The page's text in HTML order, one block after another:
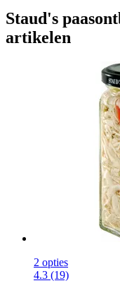
Staud's
artikelen
2 opties
4.3 (19)